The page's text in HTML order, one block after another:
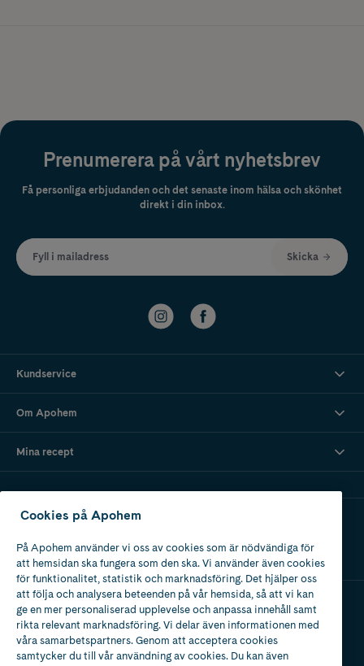
Prenumerera på vårt nyhetsbrev
Få personliga erbjudanden och det senaste inom hälsa och skönhet
direkt i din inbox.
Fyll i mailadress Skicka
Kundservice
Om Apohem
Mina recept
Ladda ner vår app
Apotek med tillstånd
av Läkemedelsverket
Cookies på Apohem
På Apohem använder vi oss av cookies som är nödvändiga för
att hemsidan ska fungera som den ska. Vi använder även cookies
för funktionalitet, statistik och marknadsföring. Det hjälper oss
att följa och analysera beteenden på vår hemsida, så att vi kan
ge en mer personaliserad upplevelse och anpassa innehåll samt
rikta relevant marknadsföring. Vi delar även informationen med
våra samarbetspartners. Genom att acceptera cookies
samtycker du till vår användning av cookies. Du kan även